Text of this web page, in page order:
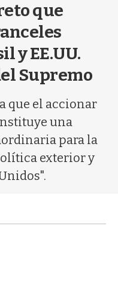
que
y EE.UU.
Supremo
que el accionar
una
para la
exterior y